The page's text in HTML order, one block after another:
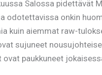
Salossa pidettävät
odotettavissa onkin
kuin aiemmat raw-
sujuneet
paukkuneet